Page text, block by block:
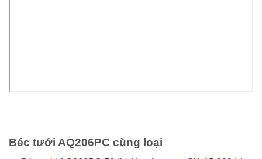
Béc tưới AQ206PC cùng loại